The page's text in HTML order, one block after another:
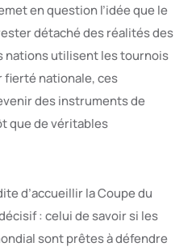
en question l’idée que le
détaché des réalités des
nations utilisent les tournois
fierté nationale, ces
des instruments de
que de véritables
d’accueillir la Coupe du
: celui de savoir si les
sont prêtes à défendre